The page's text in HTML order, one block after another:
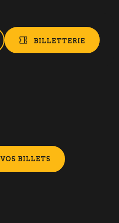
BILLETTERIE
BILLETS